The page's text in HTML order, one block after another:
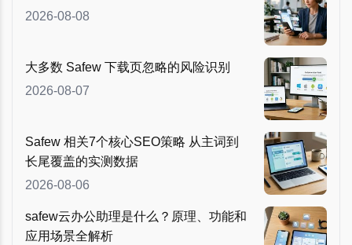
2026-08-08
大多数 Safew 下载页忽略的风险识别
2026-08-07
Safew 相关7个核心SEO策略 从主词到
长尾覆盖的实测数据
2026-08-06
safew云办公助理是什么？原理、功能和
应用场景全解析